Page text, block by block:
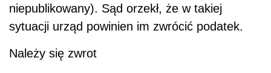
niepublikowany). Sąd orzekł, że w takiej
sytuacji urząd powinien im zwrócić podatek.
Należy się zwrot